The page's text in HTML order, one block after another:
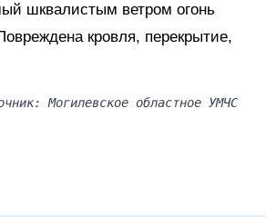
шквалистым ветром огонь
кровля, перекрытие,
Могилевское областное УМЧС